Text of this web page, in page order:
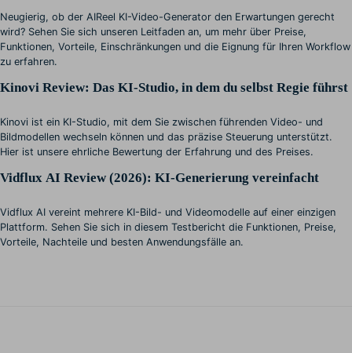
Neugierig, ob der AIReel KI-Video-Generator den Erwartungen gerecht
wird? Sehen Sie sich unseren Leitfaden an, um mehr über Preise,
Funktionen, Vorteile, Einschränkungen und die Eignung für Ihren Workflow
zu erfahren.
Kinovi Review: Das KI-Studio, in dem du selbst Regie führst
Kinovi ist ein KI-Studio, mit dem Sie zwischen führenden Video- und
Bildmodellen wechseln können und das präzise Steuerung unterstützt.
Hier ist unsere ehrliche Bewertung der Erfahrung und des Preises.
Vidflux AI Review (2026): KI-Generierung vereinfacht
Vidflux AI vereint mehrere KI-Bild- und Videomodelle auf einer einzigen
Plattform. Sehen Sie sich in diesem Testbericht die Funktionen, Preise,
Vorteile, Nachteile und besten Anwendungsfälle an.